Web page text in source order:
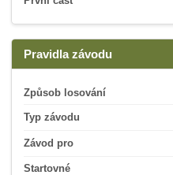
Pravidla závodu
Způsob losování
Typ závodu
Závod pro
Startovné